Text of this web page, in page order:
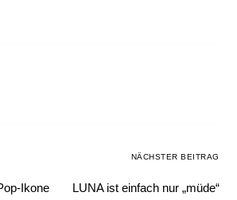
Ikone
NÄCHSTER BEITRAG
LUNA ist einfach nur „müde“